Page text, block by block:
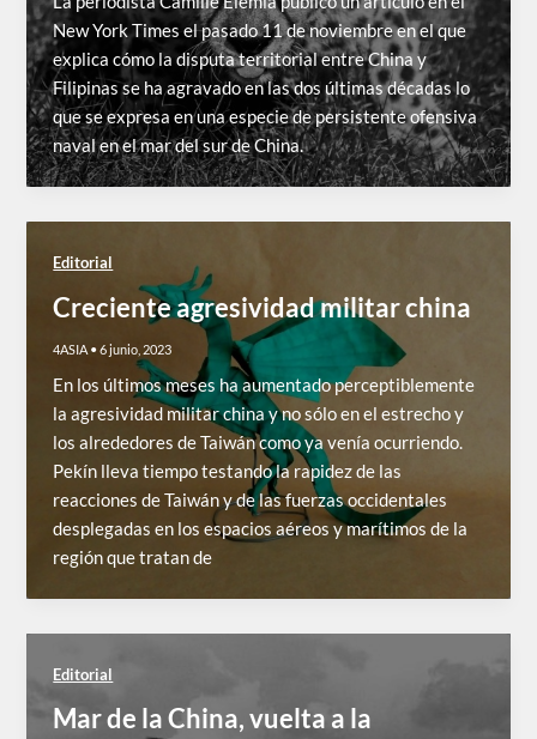
New York Times el pasado 11 de noviembre en el que
explica cómo la disputa territorial entre China y
Filipinas se ha agravado en las dos últimas décadas lo
que se expresa en una especie de persistente ofensiva
naval en el mar del sur de China.
Editorial
Creciente agresividad militar china
4ASIA •6 junio, 2023
En los últimos meses ha aumentado perceptiblemente
la agresividad militar china y no sólo en el estrecho y
los alrededores de Taiwán como ya venía ocurriendo.
Pekín lleva tiempo testando la rapidez de las
reacciones de Taiwán y de las fuerzas occidentales
desplegadas en los espacios aéreos y marítimos de la
región que tratan de
Editorial
Mar de la China, vuelta a la